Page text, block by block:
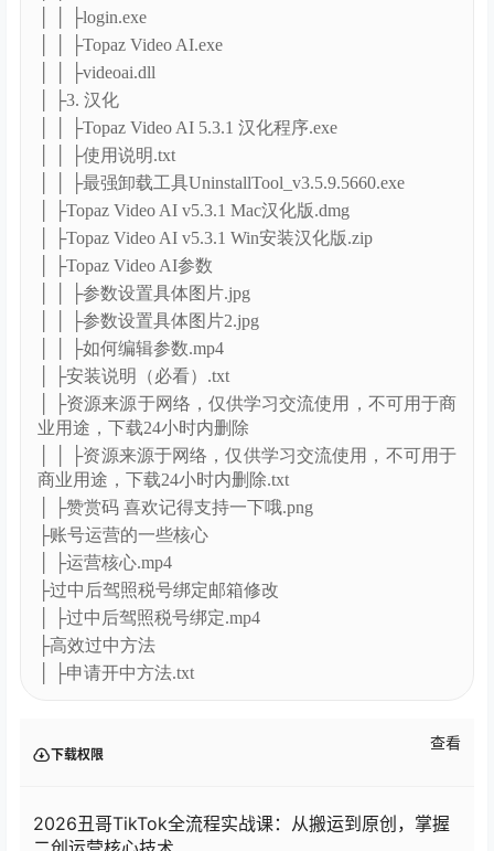
│ │ ├login.exe
│ │ ├Topaz Video AI.exe
│ │ ├videoai.dll
│ ├3. 汉化
│ │ ├Topaz Video AI 5.3.1 汉化程序.exe
│ │ ├使用说明.txt
│ │ ├最强卸载工具UninstallTool_v3.5.9.5660.exe
│ ├Topaz Video AI v5.3.1 Mac汉化版.dmg
│ ├Topaz Video AI v5.3.1 Win安装汉化版.zip
│ ├Topaz Video AI参数
│ │ ├参数设置具体图片.jpg
│ │ ├参数设置具体图片2.jpg
│ │ ├如何编辑参数.mp4
│ ├安装说明（必看）.txt
│ ├资源来源于网络，仅供学习交流使用，不可用于商
业用途，下载24小时内删除
│ │ ├资源来源于网络，仅供学习交流使用，不可用于
商业用途，下载24小时内删除.txt
│ ├赞赏码 喜欢记得支持一下哦.png
├账号运营的一些核心
│ ├运营核心.mp4
├过中后驾照税号绑定邮箱修改
│ ├过中后驾照税号绑定.mp4
├高效过中方法
│ ├申请开中方法.txt
下载权限
查看
2026丑哥TikTok全流程实战课：从搬运到原创，掌握